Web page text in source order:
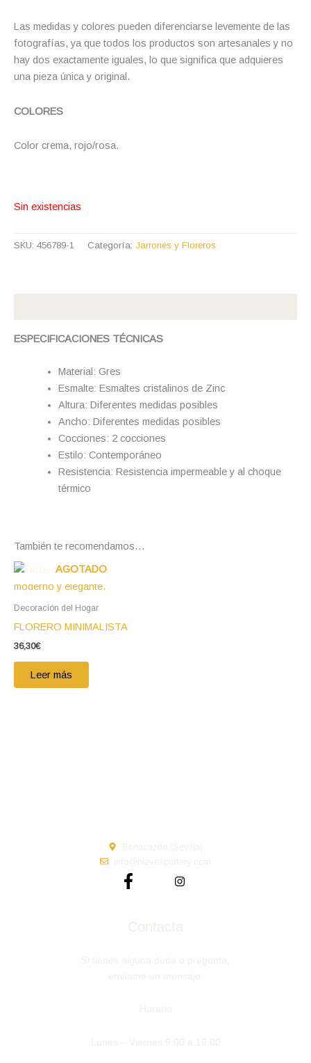
Las medidas y colores pueden diferenciarse levemente de las
fotografías, ya que todos los productos son artesanales y no
hay dos exactamente iguales, lo que significa que adquieres
una pieza única y original.
COLORES
Color crema, rojo/rosa.
Sin existencias
SKU: 456789-1 Categoría: Jarrones y Floreros
ESPECIFICACIONES TÉCNICAS
Material: Gres
Esmalte: Esmaltes cristalinos de Zinc
Altura: Diferentes medidas posibles
Ancho: Diferentes medidas posibles
Cocciones: 2 cocciones
Estilo: Contemporáneo
Resistencia: Resistencia impermeable y al choque
térmico
También te recomendamos…
AGOTADO
Decoración del Hogar
FLORERO MINIMALISTA
36,30€
Leer más